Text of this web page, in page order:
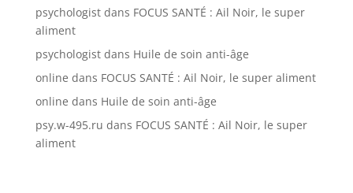
psychologistdans FOCUS SANTÉ : Ail Noir, le super
aliment
psychologistdans Huile de soin anti-âge
online dans FOCUS SANTÉ : Ail Noir, le super aliment
online dans Huile de soin anti-âge
psy.w-495.ru dans FOCUS SANTÉ : Ail Noir, le super
aliment